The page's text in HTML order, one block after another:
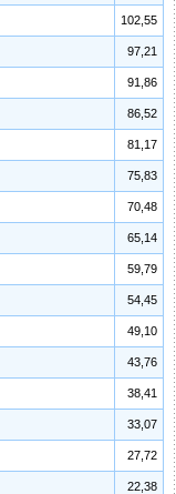
102,55
97,21
91,86
86,52
81,17
75,83
70,48
65,14
59,79
54,45
49,10
43,76
38,41
33,07
27,72
22,38